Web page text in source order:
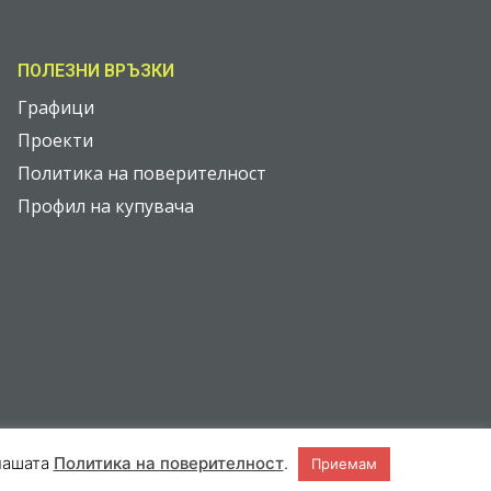
ПОЛЕЗНИ ВРЪЗКИ
Графици
Проекти
Политика на поверителност
Профил на купувача
Web Design byWeb Grow Studio
Политика на поверителност. Приемам